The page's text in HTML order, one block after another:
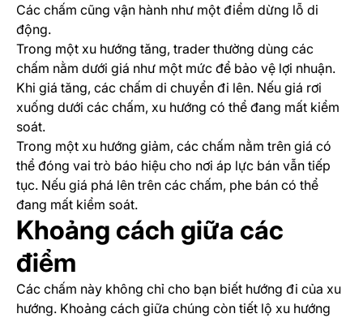
Các chấm cũng vận hành như một điểm dừng lỗ di
động.
Trong một xu hướng tăng, trader thường dùng các
chấm nằm dưới giá như một mức để bảo vệ lợi nhuận.
Khi giá tăng, các chấm di chuyển đi lên. Nếu giá rơi
xuống dưới các chấm, xu hướng có thể đang mất kiểm
soát.
Trong một xu hướng giảm, các chấm nằm trên giá có
thể đóng vai trò báo hiệu cho nơi áp lực bán vẫn tiếp
tục. Nếu giá phá lên trên các chấm, phe bán có thể
đang mất kiểm soát.
Khoảng cách giữa các
điểm
Các chấm này không chỉ cho bạn biết hướng đi của xu
hướng. Khoảng cách giữa chúng còn tiết lộ xu hướng